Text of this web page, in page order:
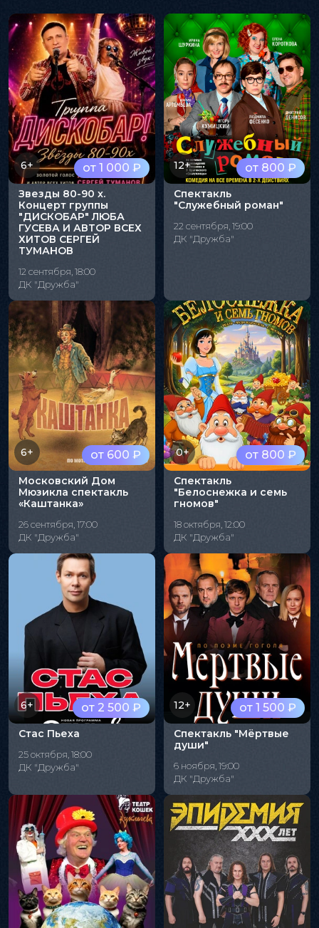
от 1 000 ₽
6+
Звезды 80-90 х.
Концерт группы
"ДИСКОБАР" ЛЮБА
ГУСЕВА И АВТОР ВСЕХ
ХИТОВ СЕРГЕЙ
ТУМАНОВ
12 сентября, 18:00
ДК "Дружба"
от 800 ₽
12+
Спектакль
"Служебный роман"
22 сентября, 19:00
ДК "Дружба"
от 600 ₽
6+
Московский Дом
Мюзикла спектакль
«Каштанка»
26 сентября, 17:00
ДК "Дружба"
от 800 ₽
0+
Спектакль
"Белоснежка и семь
гномов"
18 октября, 12:00
ДК "Дружба"
от 2 500 ₽
6+
Стас Пьеха
25 октября, 18:00
ДК "Дружба"
от 1 500 ₽
12+
Спектакль "Мёртвые
души"
6 ноября, 19:00
ДК "Дружба"